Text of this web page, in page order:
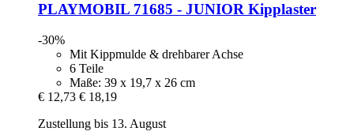
PLAYMOBIL 71685 -​ JUNIOR Kipplaster
-30%
Mit Kippmulde & drehbarer Achse
6 Teile
Maße: 39 x 19,7 x 26 cm
€ 12,73 € 18,19
Zustellung bis 13. August